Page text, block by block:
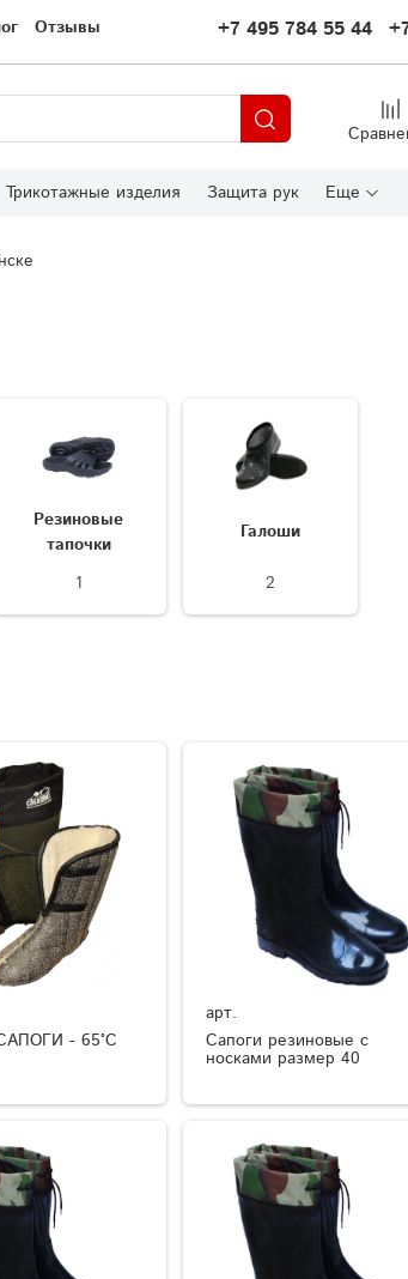
Отзывы +7 495 784 55 44
Трикотажные изделия Защита рук Еще
Резиновые
тапочки
1
Галоши
2
- 65°C
арт.
Сапоги резиновые с
носками размер 40